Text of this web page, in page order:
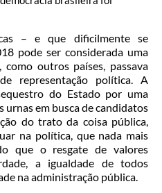
– e que dificilmente se
pode ser considerada uma
outros países, passava
representação política. A
do Estado por uma
urnas em busca de candidatos
do trato da coisa pública,
na política, que nada mais
que o resgate de valores
a igualdade de todos
na administração pública.